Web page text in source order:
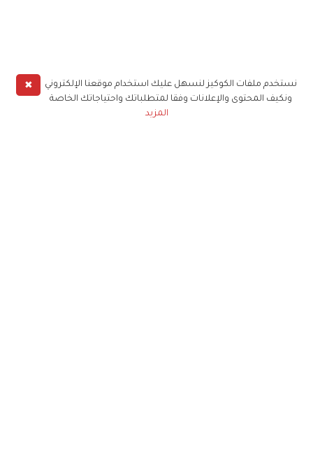
✖
نستخدم ملفات الكوكيز لنسهل عليك استخدام موقعنا الإلكتروني
ونكيف المحتوى والإعلانات وفقا لمتطلباتك واحتياجاتك الخاصة
المزيد